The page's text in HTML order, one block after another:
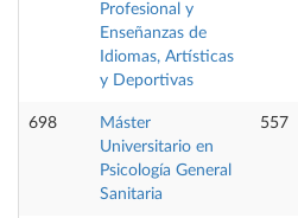
Profesional y
Enseñanzas de
Idiomas, Artísticas
y Deportivas
698
Máster
Universitario en
Psicología General
Sanitaria
557